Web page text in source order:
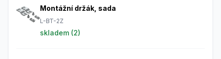
Montážní držák, sada
L-BT-2Z
skladem (2)